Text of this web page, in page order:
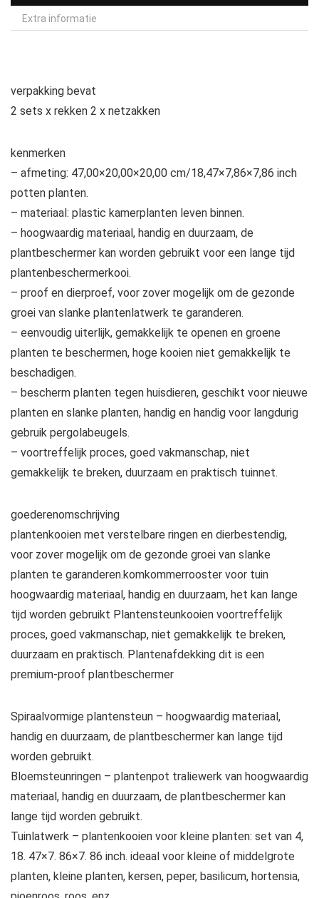
Extra informatie
verpakking bevat
2 sets x rekken 2 x netzakken
kenmerken
– afmeting: 47,00×20,00×20,00 cm/18,47×7,86×7,86 inch
potten planten.
– materiaal: plastic kamerplanten leven binnen.
– hoogwaardig materiaal, handig en duurzaam, de
plantbeschermer kan worden gebruikt voor een lange tijd
plantenbeschermerkooi.
– proof en dierproef, voor zover mogelijk om de gezonde
groei van slanke plantenlatwerk te garanderen.
– eenvoudig uiterlijk, gemakkelijk te openen en groene
planten te beschermen, hoge kooien niet gemakkelijk te
beschadigen.
– bescherm planten tegen huisdieren, geschikt voor nieuwe
planten en slanke planten, handig en handig voor langdurig
gebruik pergolabeugels.
– voortreffelijk proces, goed vakmanschap, niet
gemakkelijk te breken, duurzaam en praktisch tuinnet.
goederenomschrijving
plantenkooien met verstelbare ringen en dierbestendig,
voor zover mogelijk om de gezonde groei van slanke
planten te garanderen.komkommerrooster voor tuin
hoogwaardig materiaal, handig en duurzaam, het kan lange
tijd worden gebruikt Plantensteunkooien voortreffelijk
proces, goed vakmanschap, niet gemakkelijk te breken,
duurzaam en praktisch. Plantenafdekking dit is een
premium-proof plantbeschermer
Spiraalvormige plantensteun – hoogwaardig materiaal,
handig en duurzaam, de plantbeschermer kan lange tijd
worden gebruikt.
Bloemsteunringen – plantenpot traliewerk van hoogwaardig
materiaal, handig en duurzaam, de plantbeschermer kan
lange tijd worden gebruikt.
Tuinlatwerk – plantenkooien voor kleine planten: set van 4,
18. 47×7. 86×7. 86 inch. ideaal voor kleine of middelgrote
planten, kleine planten, kersen, peper, basilicum, hortensia,